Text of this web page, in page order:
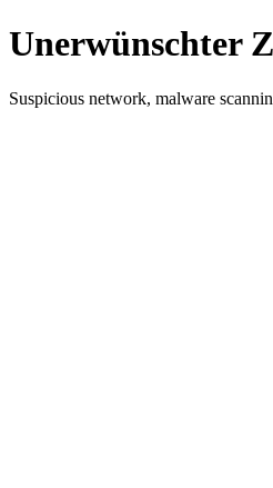
Unerwünschter
Suspicious network, malware